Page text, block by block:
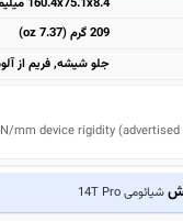
209 گرم (7.37 oz)
جلو شیشه, فریم از
mm device rigidity (advertised
شیائومی 14T Pro